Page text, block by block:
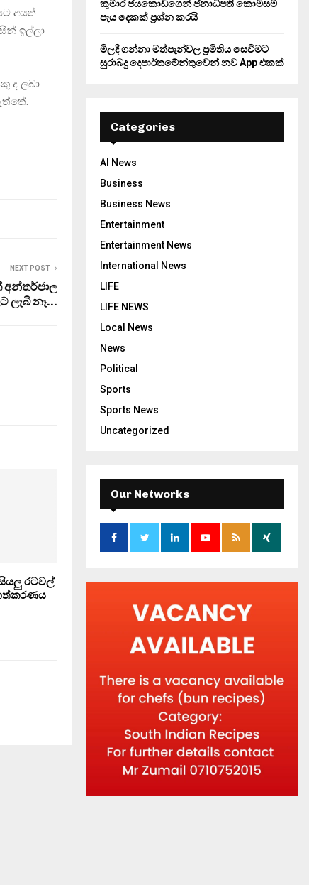
අයත්
ඉල්ලා
ද ලබා
NEXT POST
අන්තර්ජාල
ලැබි නෑ…
රටවල්
කුමාර ජයකොඩිගෙන් ජනාධිපති කොමිසම
පැය දෙකක් ප්‍රශ්න කරයි
මිලදී ගන්නා මත්පැන්වල ප්‍රමිතිය සෙවීමට
සුරාබදු දෙපාර්තමේන්තුවෙන් නව App එකක්
Categories
AI News
Business
Business News
Entertainment
Entertainment News
International News
LIFE
LIFE NEWS
Local News
News
Political
Sports
Sports News
Uncategorized
Our Networks